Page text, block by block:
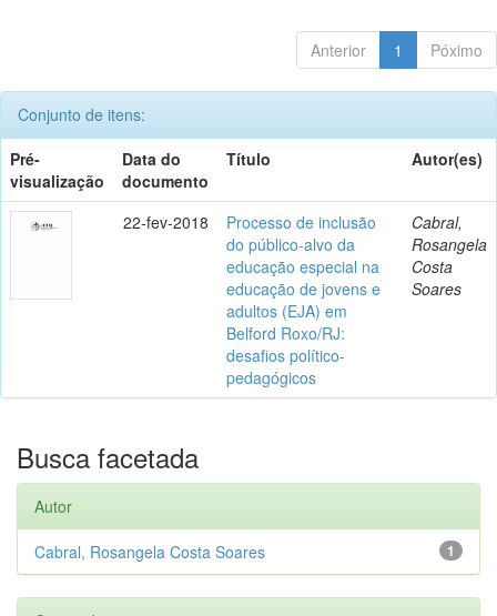
Anterior 1 Póximo
Conjunto de itens:
Pré-
visualização
Data do
documento
Título Autor(es)
22-fev-2018
Processo de inclusão
do público-alvo da
educação especial na
educação de jovens e
adultos (EJA) em
Belford Roxo/RJ:
desafios político-
pedagógicos
Cabral,
Rosangela
Costa
Soares
Busca facetada
Autor
1
Cabral, Rosangela Costa Soares